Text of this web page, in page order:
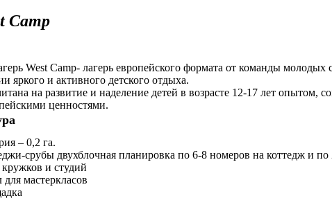
Camp
West Camp- лагерь европейского формата от команды молодых
яркого и активного детского отдыха.
на развитие и наделение детей в возрасте 12-17 лет опытом,
ценностями.
– 0,2 га.
срубы двухблочная планировка по 6-8 номеров на коттедж и по
и студий
мастеркласов